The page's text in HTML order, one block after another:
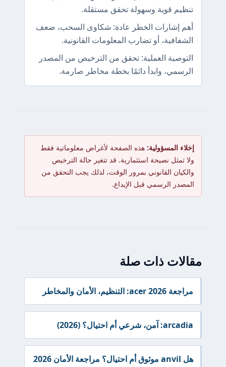
تنظيم قوية وسهولة تحقق مستقلة.
أهم إشارات الخطر عادة: شكاوى السحب، ضعف
الشفافية، أو تضارب المعلومات القانونية.
التوصية العملية: تحقق من الترخيص من المصدر
الرسمي، وابدأ دائمًا بخطة مخاطر صارمة.
إخلاء المسؤولية: هذه الصفحة لأغراض معلوماتية فقط
ولا تمثل نصيحة استثمارية. قد تتغير حالة الترخيص
والكيان القانوني بمرور الوقت، لذلك يجب التحقق من
المصدر الرسمي قبل الإيداع.
مقالات ذات صلة
مراجعة acer 2026: التنظيم، الأمان والمخاطر
arcadia: آمن، شرعي أم احتيال؟ (2026)
هل anvil موثوق أم احتيال؟ مراجعة الأمان 2026